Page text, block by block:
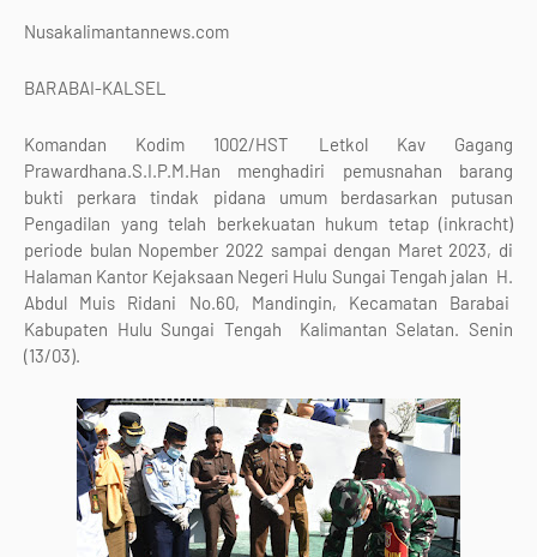
Nusakalimantannews.com
BARABAI-KALSEL
Komandan Kodim 1002/HST Letkol Kav Gagang
Prawardhana.S.I.P.M.Han menghadiri pemusnahan barang
bukti perkara tindak pidana umum berdasarkan putusan
Pengadilan yang telah berkekuatan hukum tetap (inkracht)
periode bulan Nopember 2022 sampai dengan Maret 2023, di
Halaman Kantor Kejaksaan Negeri Hulu Sungai Tengah jalan H.
Abdul Muis Ridani No.60, Mandingin, Kecamatan Barabai
Kabupaten Hulu Sungai Tengah Kalimantan Selatan. Senin
(13/03).